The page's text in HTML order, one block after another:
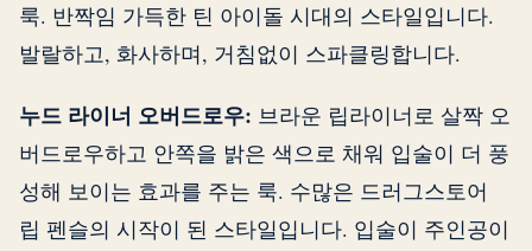
룩. 반짝임 가득한 틴 아이돌 시대의 스타일입니다.
발랄하고, 화사하며, 거침없이 스파클링합니다.
누드 라이너 오버드로우: 브라운 립라이너로 살짝 오
버드로우하고 안쪽을 밝은 색으로 채워 입술이 더 풍
성해 보이는 효과를 주는 룩. 수많은 드러그스토어
립 펜슬의 시작이 된 스타일입니다. 입술이 주인공이